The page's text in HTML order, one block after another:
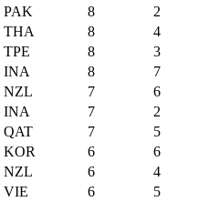
PAK 8
2
THA 8
4
TPE 8
3
INA 8
7
NZL 7
6
INA 7
2
QAT 7
5
KOR 6
6
NZL 6
4
VIE 6
5